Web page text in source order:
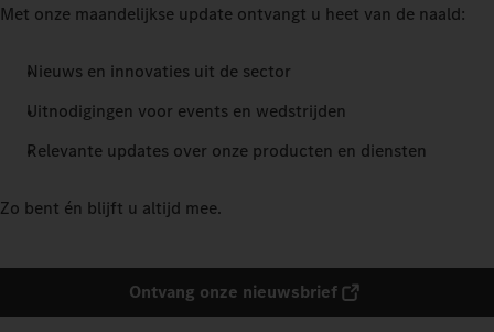
Met onze maandelijkse update ontvangt u heet van de naald:
Nieuws en innovaties uit de sector
Uitnodigingen voor events en wedstrijden
Relevante updates over onze producten en diensten
Zo bent én blijft u altijd mee.
Ontvang onze nieuwsbrief